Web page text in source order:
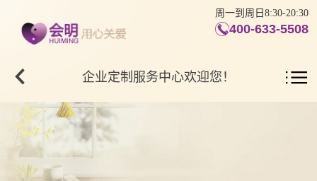
周一到周日8:30-20:30
400-633-5508
企业定制服务中心欢迎您！